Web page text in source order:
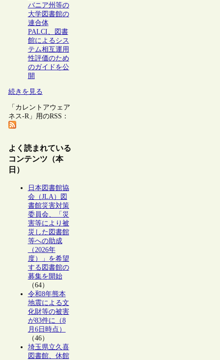
バニア州等の
大学図書館の
連合体
PALCI、図書
館によるシス
テム相互運用
性評価のため
のガイドを公
開
続きを見る
「カレントアウェア
ネス-R」用のRSS：
よく読まれている
コンテンツ（本
日）
日本図書館協
会（JLA）図
書館災害対策
委員会、「災
害等により被
災した図書館
等への助成
（2026年
度）」を希望
する図書館の
募集を開始
（64）
令和8年熊本
地震による文
化財等の被害
が83件に（8
月6日時点）
（46）
埼玉県立久喜
図書館、休館